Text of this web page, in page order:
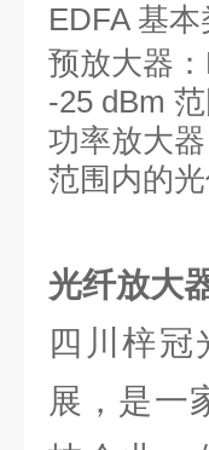
EDFA 基本
预放大器
-25 dBm
功率放大
范围内的
光纤放大
四川梓
展，是一